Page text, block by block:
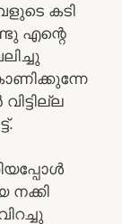
കടി
എന്റെ